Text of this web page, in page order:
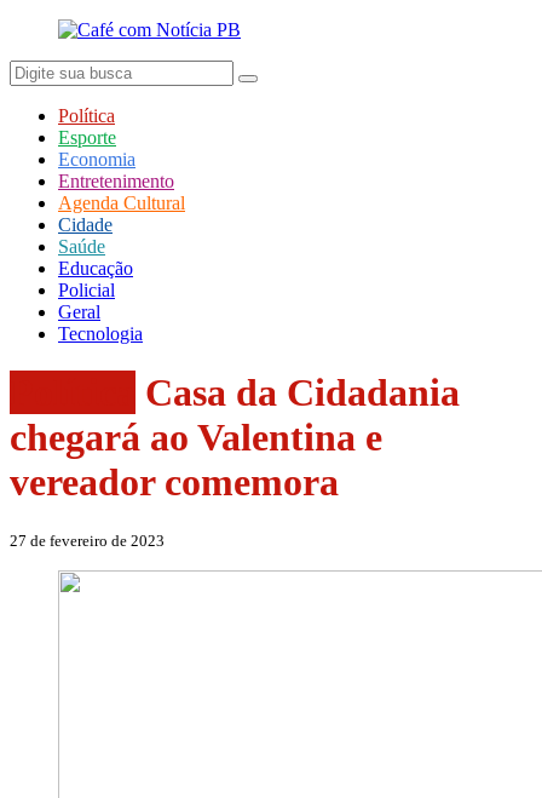
Política
Esporte
Economia
Entretenimento
Agenda Cultural
Cidade
Saúde
Educação
Policial
Geral
Tecnologia
Casa da Cidadania
chegará ao Valentina e
vereador comemora
27 de fevereiro de 2023